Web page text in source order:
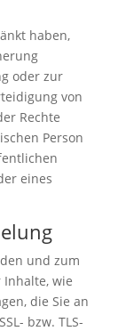
haben,
oder zur
von
Rechte
Person
eines
und zum
wie
die Sie an
bzw. TLS-